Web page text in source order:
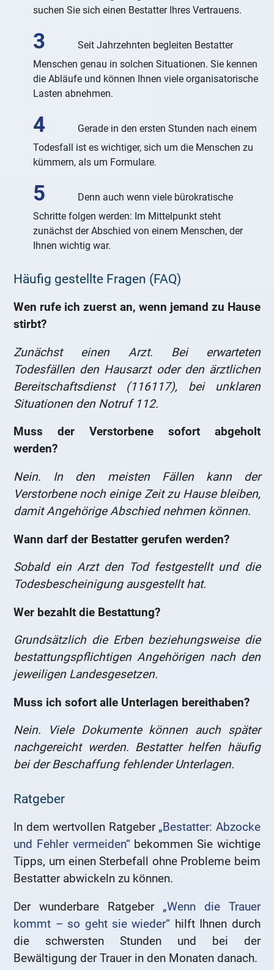
suchen Sie sich einen Bestatter Ihres Vertrauens.
Seit Jahrzehnten begleiten Bestatter
Menschen genau in solchen Situationen. Sie kennen
die Abläufe und können Ihnen viele organisatorische
Lasten abnehmen.
Gerade in den ersten Stunden nach einem
Todesfall ist es wichtiger, sich um die Menschen zu
kümmern, als um Formulare.
Denn auch wenn viele bürokratische
Schritte folgen werden: Im Mittelpunkt steht
zunächst der Abschied von einem Menschen, der
Ihnen wichtig war.
Häufig gestellte Fragen (FAQ)
Wen rufe ich zuerst an, wenn jemand zu Hause
stirbt?
Zunächst einen Arzt. Bei erwarteten
Todesfällen den Hausarzt oder den ärztlichen
Bereitschaftsdienst (116117), bei unklaren
Situationen den Notruf 112.
Muss der Verstorbene sofort abgeholt
werden?
Nein. In den meisten Fällen kann der
Verstorbene noch einige Zeit zu Hause bleiben,
damit Angehörige Abschied nehmen können.
Wann darf der Bestatter gerufen werden?
Sobald ein Arzt den Tod festgestellt und die
Todesbescheinigung ausgestellt hat.
Wer bezahlt die Bestattung?
Grundsätzlich die Erben beziehungsweise die
bestattungspflichtigen Angehörigen nach den
jeweiligen Landesgesetzen.
Muss ich sofort alle Unterlagen bereithaben?
Nein. Viele Dokumente können auch später
nachgereicht werden. Bestatter helfen häufig
bei der Beschaffung fehlender Unterlagen.
Ratgeber
In dem wertvollen Ratgeber „Bestatter: Abzocke
und Fehler vermeiden“bekommen Sie wichtige
Tipps, um einen Sterbefall ohne Probleme beim
Bestatter abwickeln zu können.
Der wunderbare Ratgeber „Wenn die Trauer
kommt – so geht sie wieder“ hilft Ihnen durch
die schwersten Stunden und bei der
Bewältigung der Trauer in den Monaten danach.